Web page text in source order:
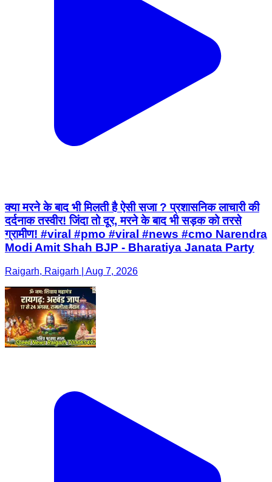
क्या मरने के बाद भी मिलती है ऐसी सजा ? प्रशासनिक लाचारी की
दर्दनाक तस्वीर! जिंदा तो दूर, मरने के बाद भी सड़क को तरसे
ग्रामीण! #viral #pmo #viral #news #cmo Narendra
Modi Amit Shah BJP - Bharatiya Janata Party
Raigarh, Raigarh | Aug 7, 2026